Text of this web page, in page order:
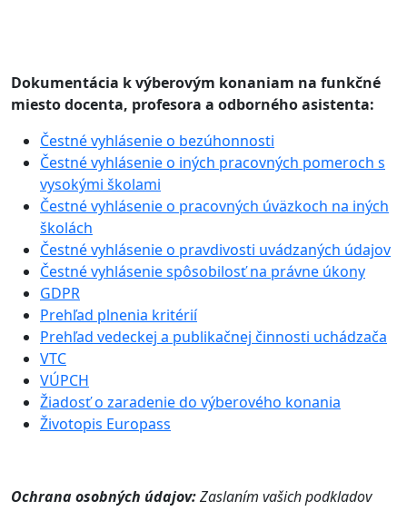
Dokumentácia k výberovým konaniam na funkčné
miesto docenta, profesora a odborného asistenta:
Čestné vyhlásenie o bezúhonnosti
Čestné vyhlásenie o iných pracovných pomeroch s
vysokými školami
Čestné vyhlásenie o pracovných úväzkoch na iných
školách
Čestné vyhlásenie o pravdivosti uvádzaných údajov
Čestné vyhlásenie spôsobilosť na právne úkony
GDPR
Prehľad plnenia kritérií
Prehľad vedeckej a publikačnej činnosti uchádzača
VTC
VÚPCH
Žiadosť o zaradenie do výberového konania
Životopis Europass
Ochrana osobných údajov:Zaslaním vašich podkladov